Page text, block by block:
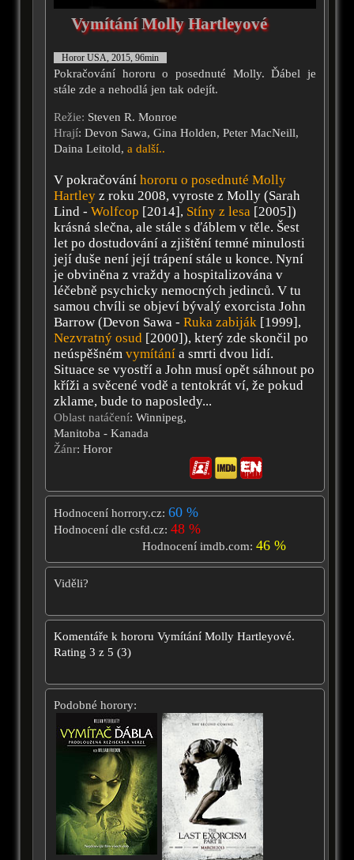
Vymítání Molly Hartleyové
Horor USA, 2015, 96min
Pokračování hororu o posednuté Molly. Ďábel je
stále zde a nehodlá jen tak odejít.
Režie: Steven R. Monroe
Hrají: Devon Sawa, Gina Holden, Peter MacNeill,
Daina Leitold, a další..
V pokračování hororu o posednuté Molly
Hartley z roku 2008, vyroste z Molly (Sarah
Lind - Wolfcop [2014], Stíny z lesa [2005])
krásná slečna, ale stále s ďáblem v těle. Šest
let po dostudování a zjištění temné minulosti
její duše není její trápení stále u konce. Nyní
je obviněna z vraždy a hospitalizována v
léčebně psychicky nemocných jedinců. V tu
samou chvíli se objeví bývalý exorcista John
Barrow (Devon Sawa - Ruka zabiják [1999],
Nezvratný osud [2000]), který zde skončil po
neúspěšném vymítání a smrti dvou lidí.
Situace se vyostří a John musí opět sáhnout po
kříži a svěcené vodě a tentokrát ví, že pokud
zklame, bude to naposledy...
Oblast natáčení: Winnipeg,
Manitoba - Kanada
Žánr: Horor
Hodnocení horrory.cz: 60 %
Hodnocení dle csfd.cz: 48 %
Hodnocení imdb.com:46 %
Viděli?
Komentáře k hororu Vymítání Molly Hartleyové.
Rating 3 z 5 (3)
Podobné horory: